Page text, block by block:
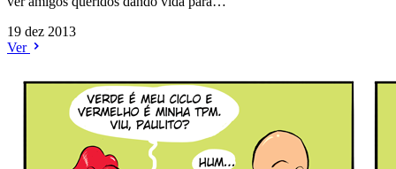
19 dez 2013
Ver